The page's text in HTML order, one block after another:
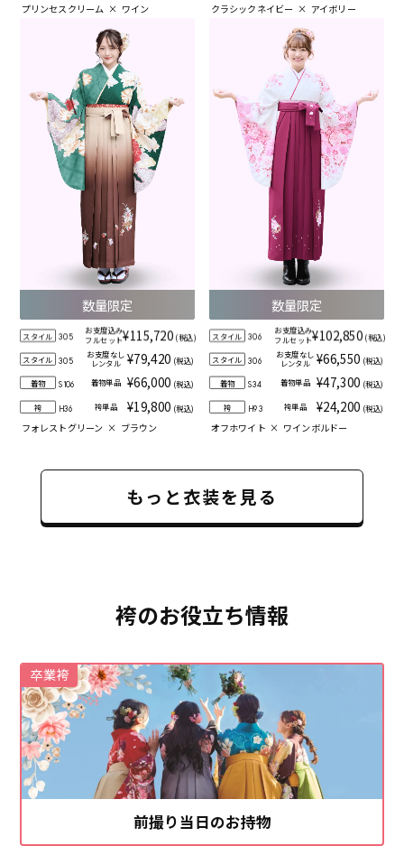
プリンセスクリーム × ワイン クラシックネイビー × アイボリー
数量限定
スタイル 305
お支度込み
フルセット¥115,720 (税込)
スタイル 305
お支度なし
レンタル
¥79,420 (税込)
着物 S106 着物単品 ¥66,000 (税込)
袴 H36 袴単品 ¥19,800 (税込)
フォレストグリーン × ブラウン
数量限定
スタイル 306
お支度込み
フルセット¥102,850 (税込)
スタイル 306
お支度なし
レンタル ¥66,550 (税込)
着物 S34 着物単品 ¥47,300 (税込)
袴 H93 袴単品 ¥24,200 (税込)
オフホワイト × ワインボルドー
もっと衣装を見る
袴のお役立ち情報
前撮り当日のお持物
卒業袴